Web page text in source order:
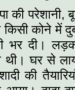
की
किसी कोने में
भर दी।
थी। घर से
की